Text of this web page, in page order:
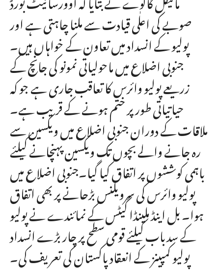
صوبے کی اعلٰی قیادت سے ملنا چاہتی ہے اور
پولیو کے انسداد میں تعاون کے خواہاں ہیں۔
جنوبی اضلاع میں ماحولیاتی نمونو کی جانچ کے
زریعے پولیو وائرس کا تعاقب جاری ہے جو کہ
حیاتیاتی طور پر ختم ہونے کے قریب ہے۔
ملاقات کے دوران جنوبی اضلاع میں ویکسین سے
رہ جانے والے بچوں تک ویکسین پہنچانے کیلئے
باہمی کوششوں پر اتفاق کیا گیا۔جنوبی اضلاع میں
پولیو وائرس کی سرویلنس بڑحانے پر بھی اتفاق
ہوا۔ بل اینڈ ملینڈا گیٹس کے نمائندے نے پولیو
کے سدباب کیلئے قومی سطح پر چار بڑے انسداد
پولیو کمپینز کے انعقاد پاکستان کی تعریف کی۔